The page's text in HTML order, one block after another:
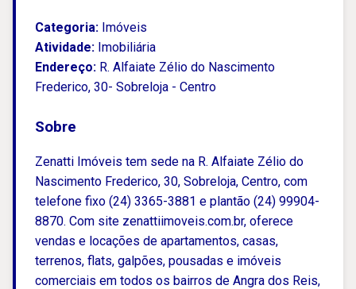
Categoria: Imóveis
Atividade: Imobiliária
Endereço: R. Alfaiate Zélio do Nascimento
Frederico, 30- Sobreloja - Centro
Sobre
Zenatti Imóveis tem sede na R. Alfaiate Zélio do
Nascimento Frederico, 30, Sobreloja, Centro, com
telefone fixo (24) 3365-3881 e plantão (24) 99904-
8870. Com site zenattiimoveis.com.br, oferece
vendas e locações de apartamentos, casas,
terrenos, flats, galpões, pousadas e imóveis
comerciais em todos os bairros de Angra dos Reis,